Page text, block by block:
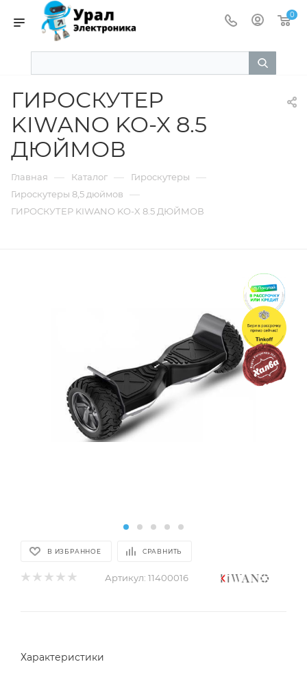
0
ГИРОСКУТЕР
KIWANO KO-X 8.5
ДЮЙМОВ
Главная — Каталог — Гироскутеры —
Гироскутеры 8,5 дюймов —
ГИРОСКУТЕР KIWANO KO-X 8.5 ДЮЙМОВ
В ИЗБРАННОЕ СРАВНИТЬ
Артикул: 11400016
Характеристики